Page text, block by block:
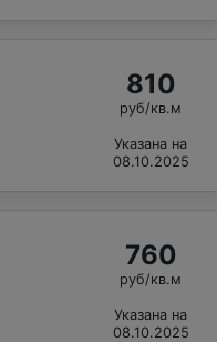
810
руб/кв.м
Указана на
08.10.2025
760
руб/кв.м
Указана на
08.10.2025